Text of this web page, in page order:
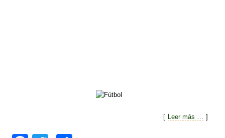
[ Leer más … ]